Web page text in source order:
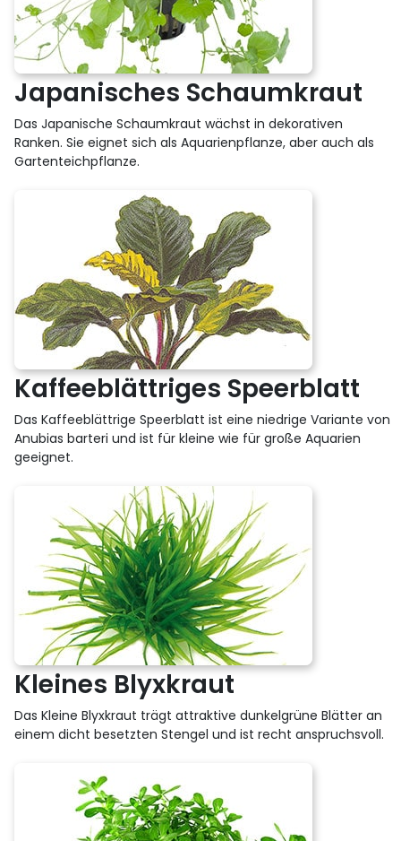
Japanisches Schaumkraut
Das Japanische Schaumkraut wächst in dekorativen
Ranken. Sie eignet sich als Aquarienpflanze, aber auch als
Gartenteichpflanze.
Kaffeeblättriges Speerblatt
Das Kaffeeblättrige Speerblatt ist eine niedrige Variante von
Anubias barteri und ist für kleine wie für große Aquarien
geeignet.
Kleines Blyxkraut
Das Kleine Blyxkraut trägt attraktive dunkelgrüne Blätter an
einem dicht besetzten Stengel und ist recht anspruchsvoll.